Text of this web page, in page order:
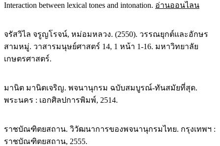
Interaction between lexical tones and intonation. อ่านออนไลน
จรัสวิไล จรูญโรจน์, หม่อมหลวง. (2550). วรรณยุกต์และอักษร
สามหมู่. วาสารมนุษย์ศาสตร์ 14, 1 หน้า 1-16. มหาวิทยาลัย
เกษตรศาสตร์.
มานิต มานิตเจริญ. พจนานุกรม ฉบับสมบูรณ์-ทันสมัยที่สุด.
พระนคร : เอกศิลปการพิมพ์, 2514.
ราชบัณฑิตยสถาน. วิวัฒนาการของพจนานุกรมไทย. กรุงเทพฯ :
ราชบัณฑิตยสถาน, 2555.